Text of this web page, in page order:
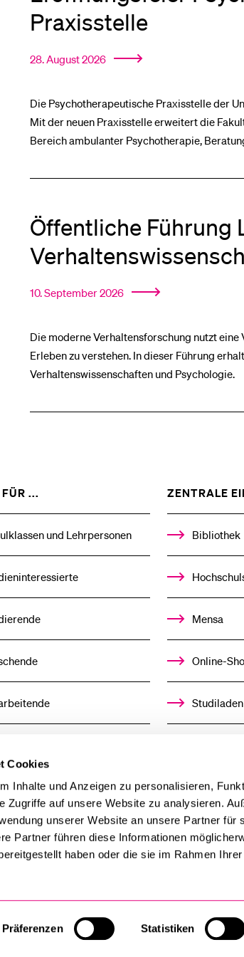
Cookies
Inhalte und Anzeigen zu personalisieren,
Zugriffe auf unsere Website zu analysieren.
unserer Website an unsere Partner für
Partner führen diese Informationen
haben oder die sie im Rahmen
Präferenzen Statistiken
Praxisstelle
28. August 2026
Die Psychotherapeutische Praxisstelle der
Mit der neuen Praxisstelle erweitert die
Bereich ambulanter Psychotherapie,
Öffentliche Führung
10. September 2026
Die moderne Verhaltensforschung nutzt
Erleben zu verstehen. In dieser Führung
Verhaltenswissenschaften und Psychologie.
...
%1$S
UNTERMENÜ
und Lehrpersonen
ZENTRALE
Bibliothek
Mensa
Online-
Studiladen
Alumni
Medien